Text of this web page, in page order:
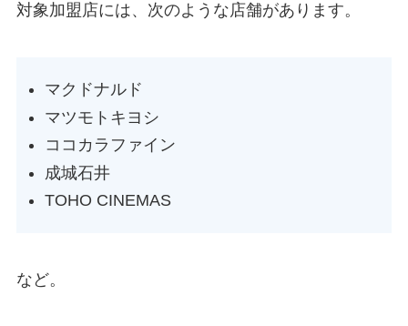
対象加盟店には、次のような店舗があります。
マクドナルド
マツモトキヨシ
ココカラファイン
成城石井
TOHO CINEMAS
など。